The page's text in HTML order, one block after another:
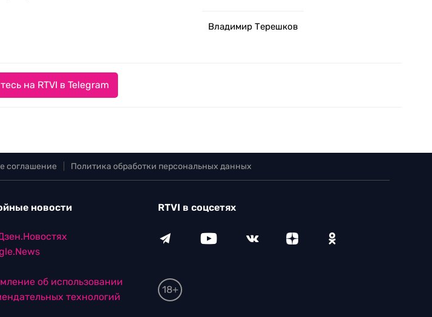
Владимир Терешков
на RTVI в Telegram
соглашение Политика обработки персональных данных
новости
об использовании
технологий
RTVI в соцсетях
18+